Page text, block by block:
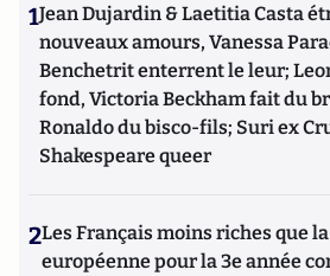
1Jean Dujardin & Laetitia Casta
nouveaux amours, Vanessa
Benchetrit enterrent le leur;
fond, Victoria Beckham fait du
Ronaldo du bisco-fils; Suri ex
Shakespeare queer
2Les Français moins riches que
européenne pour la 3e année